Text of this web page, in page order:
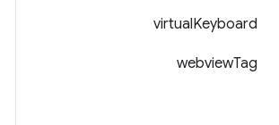
virtualKeyboard
webviewTag